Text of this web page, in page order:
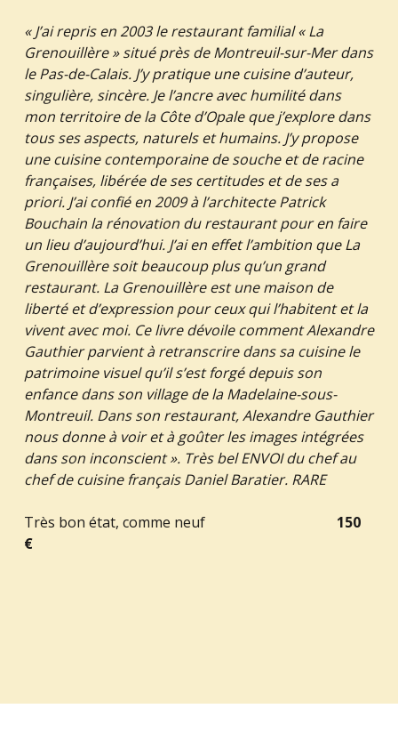
« J’ai repris en 2003 le restaurant familial « La
Grenouillère » situé près de Montreuil-sur-Mer dans
le Pas-de-Calais. J’y pratique une cuisine d’auteur,
singulière, sincère. Je l’ancre avec humilité dans
mon territoire de la Côte d’Opale que j’explore dans
tous ses aspects, naturels et humains. J’y propose
une cuisine contemporaine de souche et de racine
françaises, libérée de ses certitudes et de ses a
priori. J’ai confié en 2009 à l’architecte Patrick
Bouchain la rénovation du restaurant pour en faire
un lieu d’aujourd’hui. J’ai en effet l’ambition que La
Grenouillère soit beaucoup plus qu’un grand
restaurant. La Grenouillère est une maison de
liberté et d’expression pour ceux qui l’habitent et la
vivent avec moi. Ce livre dévoile comment Alexandre
Gauthier parvient à retranscrire dans sa cuisine le
patrimoine visuel qu’il s’est forgé depuis son
enfance dans son village de la Madelaine-sous-
Montreuil. Dans son restaurant, Alexandre Gauthier
nous donne à voir et à goûter les images intégrées
dans son inconscient ». Très bel ENVOI du chef au
chef de cuisine français Daniel Baratier. RARE
Très bon état, comme neuf
150
€